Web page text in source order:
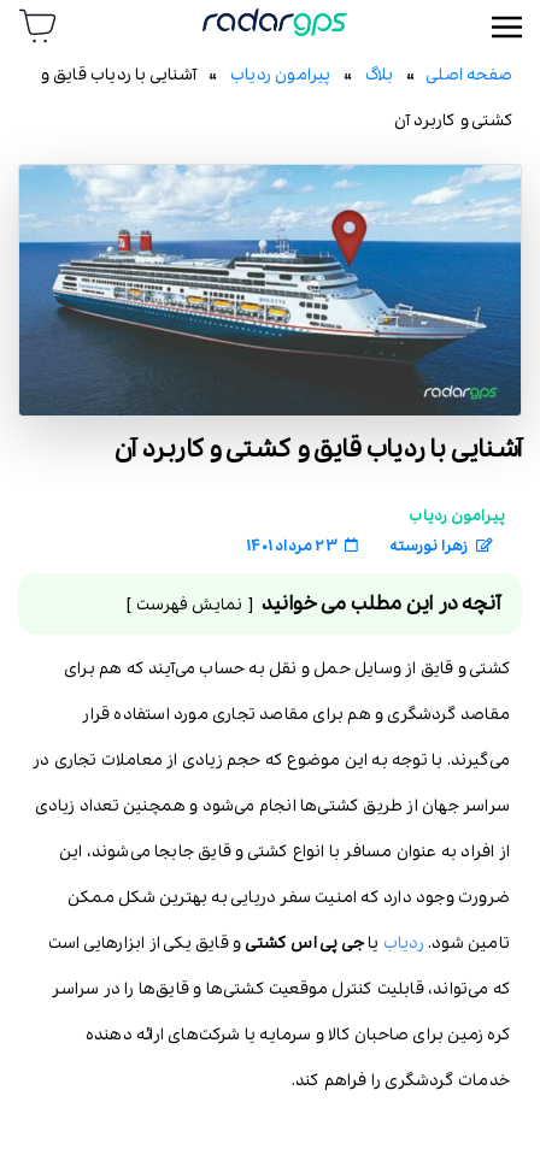
رادار جی پی اس
صفحه اصلی» بلاگ » پیرامون ردیاب
» آشنایی با ردیاب قایق و
کشتی و کاربرد آن
آشنایی با ردیاب قایق و کشتی و کاربرد آن
پیرامون ردیاب
زهرا نورسته
23 مرداد 1401
آنچه در این مطلب می خوانید نمایش فهرست
کشتی و قایق از وسایل حمل و نقل به حساب می‌آیند که هم برای
مقاصد گردشگری و هم برای مقاصد تجاری مورد استفاده قرار
می‌گیرند. با توجه به این موضوع که حجم زیادی از معاملات تجاری در
سراسر جهان از طریق کشتی‌ها انجام می‌شود و همچنین تعداد زیادی
از افراد به عنوان مسافر با انواع کشتی و قایق جابجا می‌شوند، این
ضرورت وجود دارد که امنیت سفر دریایی به بهترین شکل ممکن
تامین شود. ردیاب یاجی پی اس کشتی و قایق یکی از ابزارهایی است
که می‌تواند، قابلیت کنترل موقعیت کشتی‌ها و قایق‌ها را در سراسر
کره زمین برای صاحبان کالا و سرمایه یا شرکت‌های ارائه دهنده
خدمات گردشگری را فراهم کند.